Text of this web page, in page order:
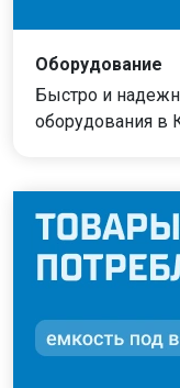
Оборудование
Быстро и
оборудования в